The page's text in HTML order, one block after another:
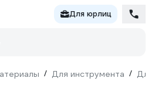
Для юрлиц
/ Для инструмента / Для